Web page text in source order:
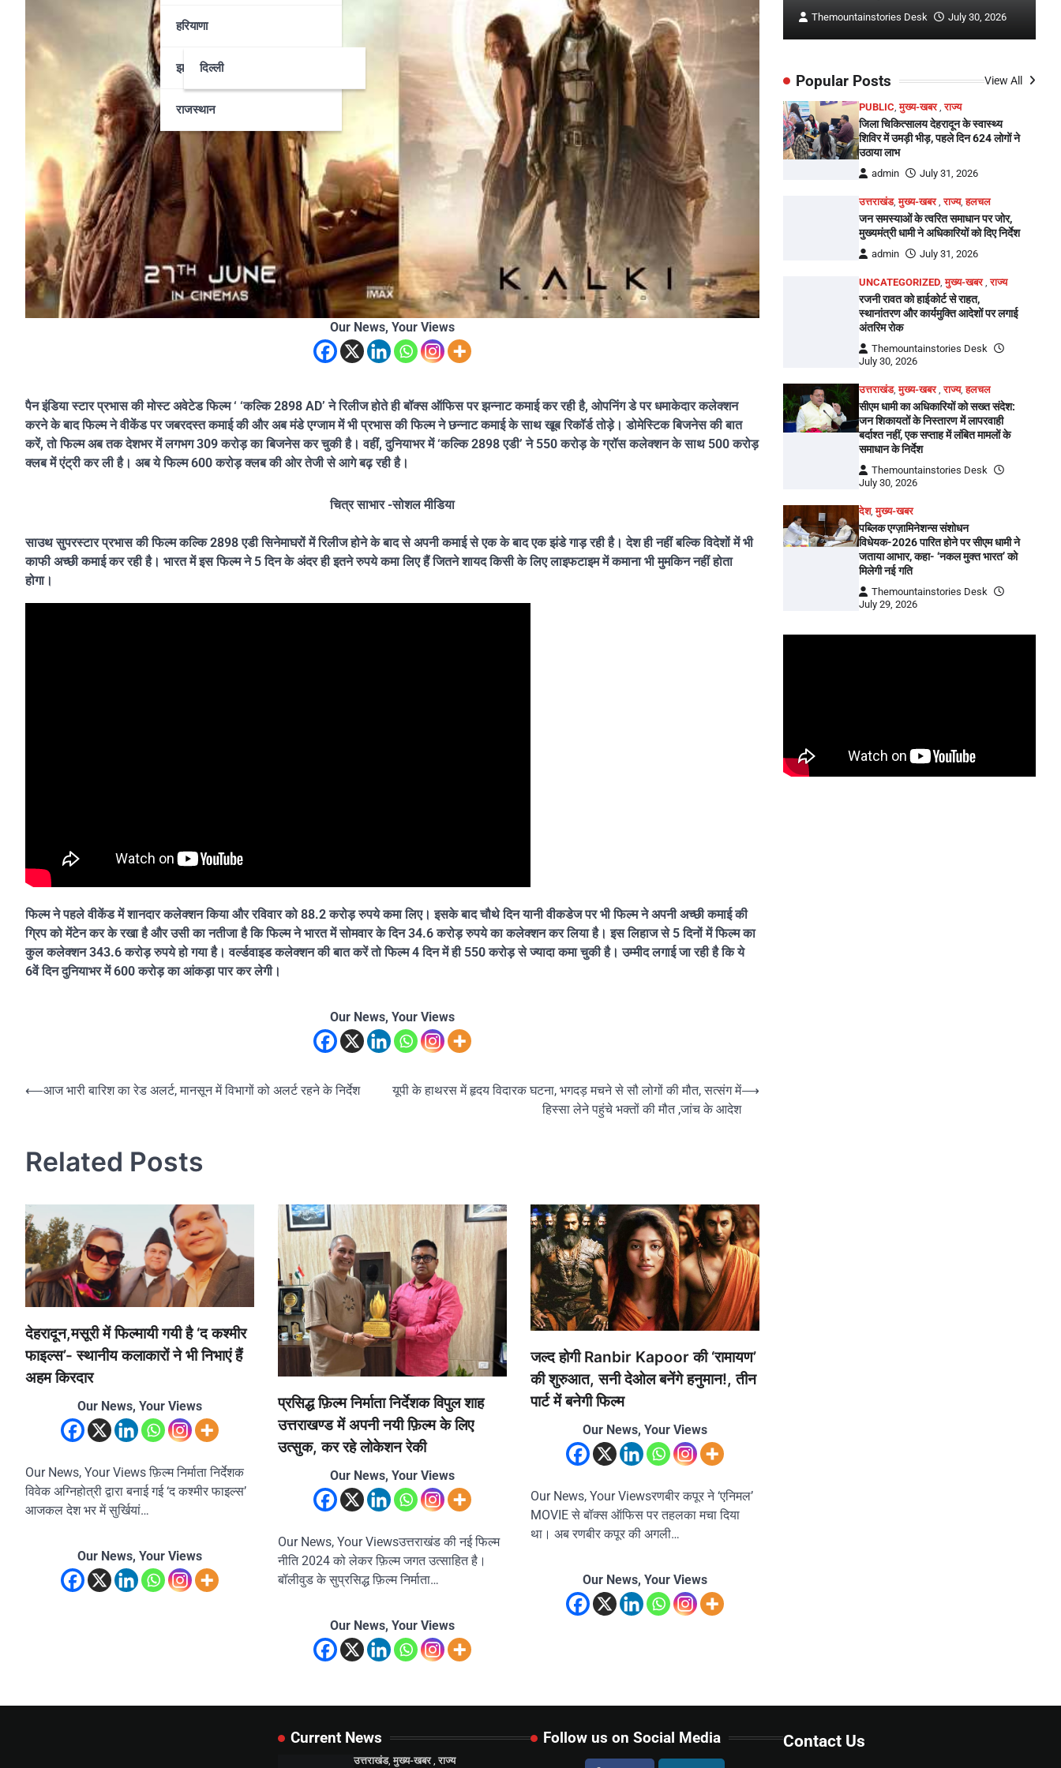
हरियाणा
झारखण्डदिल्ली
राजस्थान
Our News, Your Views
पैन इंडिया स्टार प्रभास की मोस्ट अवेटेड फिल्म ‘ ‘कल्कि 2898 AD’ ने रिलीज होते ही बॉक्स ऑफिस पर झन्नाट कमाई कर रही है, ओपनिंग डे पर धमाकेदार कलेक्शन
करने के बाद फिल्म ने वीकेंड पर जबरदस्त कमाई की और अब मंडे एग्जाम में भी प्रभास की फिल्म ने छन्नाट कमाई के साथ खूब रिकॉर्ड तोड़े। डोमेस्टिक बिजनेस की बात
करें, तो फिल्म अब तक देशभर में लगभग 309 करोड़ का बिजनेस कर चुकी है। वहीं, दुनियाभर में ‘कल्कि 2898 एडी’ ने 550 करोड़ के ग्रॉस कलेक्शन के साथ 500 करोड़
क्लब में एंट्री कर ली है। अब ये फिल्म 600 करोड़ क्लब की ओर तेजी से आगे बढ़ रही है।
चित्र साभार -सोशल मीडिया
साउथ सुपरस्टार प्रभास की फिल्म कल्कि 2898 एडी सिनेमाघरों में रिलीज होने के बाद से अपनी कमाई से एक के बाद एक झंडे गाड़ रही है। देश ही नहीं बल्कि विदेशों में भी
काफी अच्छी कमाई कर रही है। भारत में इस फिल्म ने 5 दिन के अंदर ही इतने रुपये कमा लिए हैं जितने शायद किसी के लिए लाइफटाइम में कमाना भी मुमकिन नहीं होता
होगा।
फिल्म ने पहले वीकेंड में शानदार कलेक्शन किया और रविवार को 88.2 करोड़ रुपये कमा लिए। इसके बाद चौथे दिन यानी वीकडेज पर भी फिल्म ने अपनी अच्छी कमाई की
ग्रिप को मेंटेन कर के रखा है और उसी का नतीजा है कि फिल्म ने भारत में सोमवार के दिन 34.6 करोड़ रुपये का कलेक्शन कर लिया है। इस लिहाज से 5 दिनों में फिल्म का
कुल कलेक्शन 343.6 करोड़ रुपये हो गया है। वर्ल्डवाइड कलेक्शन की बात करें तो फिल्म 4 दिन में ही 550 करोड़ से ज्यादा कमा चुकी है। उम्मीद लगाई जा रही है कि ये
6वें दिन दुनियाभर में 600 करोड़ का आंकड़ा पार कर लेगी।
Our News, Your Views
Post
⟵आज भारी बारिश का रेड अलर्ट, मानसून में विभागों को अलर्ट रहने के निर्देश
यूपी के हाथरस में हृदय विदारक घटना, भगदड़ मचने से सौ लोगों की मौत, सत्संग में
हिस्सा लेने पहुंचे भक्तों की मौत ,जांच के आदेश
⟶
Related Posts
देहरादून,मसूरी में फिल्मायी गयी है ‘द कश्मीर
फाइल्स’- स्थानीय कलाकारों ने भी निभाएं हैं
अहम किरदार
Our News, Your Views
Our News, Your Views फ़िल्म निर्माता निर्देशक
विवेक अग्निहोत्री द्वारा बनाई गई ‘द कश्मीर फाइल्स’
आजकल देश भर में सुर्खियां…
Our News, Your Views
प्रसिद्ध फ़िल्म निर्माता निर्देशक विपुल शाह
उत्तराखण्ड में अपनी नयी फ़िल्म के लिए
उत्सुक, कर रहे लोकेशन रेकी
Our News, Your Views
Our News, Your Viewsउत्तराखंड की नई फिल्म
नीति 2024 को लेकर फ़िल्म जगत उत्साहित है।
बॉलीवुड के सुप्रसिद्ध फ़िल्म निर्माता…
Our News, Your Views
जल्द होगी Ranbir Kapoor की ‘रामायण’
की शुरुआत, सनी देओल बनेंगे हनुमान!, तीन
पार्ट में बनेगी फिल्म
Our News, Your Views
Our News, Your Viewsरणबीर कपूर ने ‘एनिमल’
MOVIE से बॉक्स ऑफिस पर तहलका मचा दिया
था। अब रणबीर कपूर की अगली…
Our News, Your Views
Themountainstories Desk July 29, 2026 Themountainstories Desk July 30, 2026
Popular Posts View All
PUBLIC,मुख्य-खबर,राज्य
जिला चिकित्सालय देहरादून के स्वास्थ्य
शिविर में उमड़ी भीड़, पहले दिन 624 लोगों ने
उठाया लाभ
admin July 31, 2026
उत्तराखंड,मुख्य-खबर,राज्य,हलचल
जन समस्याओं के त्वरित समाधान पर जोर,
मुख्यमंत्री धामी ने अधिकारियों को दिए निर्देश
admin July 31, 2026
UNCATEGORIZED,मुख्य-खबर,राज्य
रजनी रावत को हाईकोर्ट से राहत,
स्थानांतरण और कार्यमुक्ति आदेशों पर लगाई
अंतरिम रोक
Themountainstories Desk
July 30, 2026
उत्तराखंड,मुख्य-खबर,राज्य,हलचल
सीएम धामी का अधिकारियों को सख्त संदेश:
जन शिकायतों के निस्तारण में लापरवाही
बर्दाश्त नहीं, एक सप्ताह में लंबित मामलों के
समाधान के निर्देश
Themountainstories Desk
July 30, 2026
देश,मुख्य-खबर
पब्लिक एग्ज़ामिनेशन्स संशोधन
विधेयक-2026 पारित होने पर सीएम धामी ने
जताया आभार, कहा- ‘नकल मुक्त भारत’ को
मिलेगी नई गति
Themountainstories Desk
July 29, 2026
Current News
उत्तराखंड, मुख्य-खबर, राज्य
Follow us on Social Media Contact Us